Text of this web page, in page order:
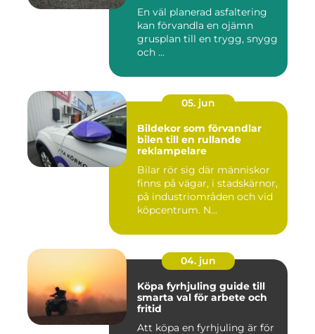
En väl planerad asfaltering
kan förvandla en ojämn
grusplan till en trygg, snygg
och ...
05. jun
Bildekor som förvandlar
bilen till en rullande
reklampelare
Bilar rör sig där människor
finns på vägar, i stadskärnor,
på industriområden och vid
köpcentrum. N...
04. jun
Köpa fyrhjuling guide till
smarta val för arbete och
fritid
Att köpa en fyrhjuling är för